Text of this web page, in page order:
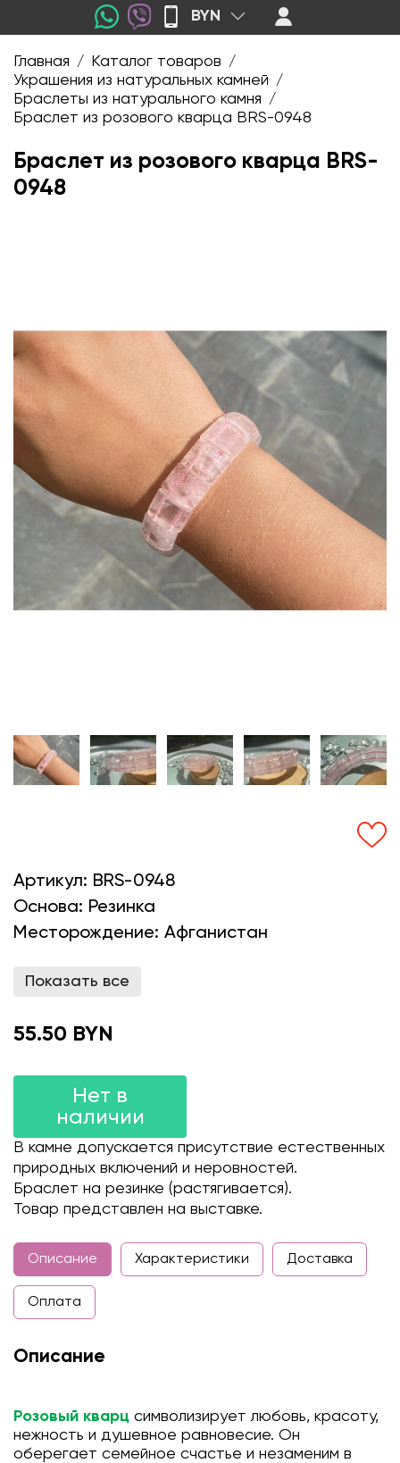
BYN
Главная / Каталог товаров /
Украшения из натуральных камней /
Браслеты из натурального камня /
Браслет из розового кварца BRS-0948
Браслет из розового кварца BRS-
0948
Артикул: BRS-0948
Основа: Резинка
Месторождение: Афганистан
Показать все
55.50 BYN
Нет в
наличии
В камне допускается присутствие естественных
природных включений и неровностей.
Браслет на резинке (растягивается).
Товар представлен на выставке.
Описание Характеристики Доставка
Оплата
Описание
Розовый кварц символизирует любовь, красоту,
нежность и душевное равновесие. Он
оберегает семейное счастье и незаменим в